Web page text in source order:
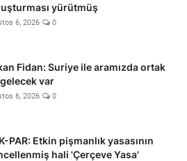
yürütmüş
6, 2026 0
Fidan: Suriye ile aramızda ortak
var
6, 2026 0
PAR: Etkin pişmanlık yasasının
hali 'Çerçeve Yasa'